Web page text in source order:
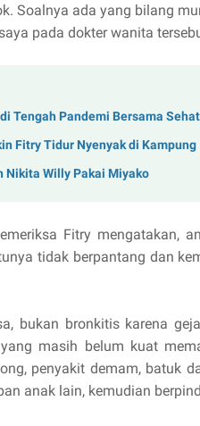
Soalnya ada yang bilang
pada dokter wanita
Tengah Pandemi Bersama
Fitry Tidur Nyenyak di Kampung
Nikita Willy Pakai Miyako
Fitry mengatakan,
tidak berpantang dan
bukan bronkitis karena
masih belum kuat
penyakit demam, batuk
anak lain, kemudian